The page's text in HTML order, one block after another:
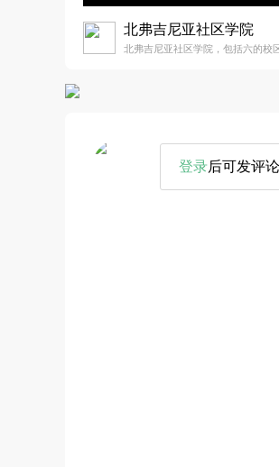
北弗吉尼亚社区学院
北弗吉尼亚社区学院，包括六的校
登录后可发评论